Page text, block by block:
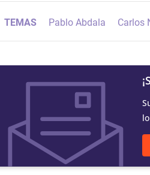
TEMAS Pablo Abdala Carlos